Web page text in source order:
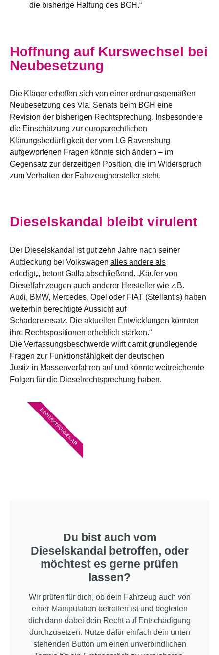
die bisherige Haltung des BGH.“
Hoffnung auf Kurswechsel bei
Neubesetzung
Die Kläger erhoffen sich von einer ordnungsgemäßen
Neubesetzung des VIa. Senats beim BGH eine
Revision der bisherigen Rechtsprechung. Insbesondere
die Einschätzung zur europarechtlichen
Klärungsbedürftigkeit der vom LG Ravensburg
aufgeworfenen Fragen könnte sich ändern – im
Gegensatz zur derzeitigen Position, die im Widerspruch
zum Verhalten der Fahrzeughersteller steht.
Dieselskandal bleibt virulent
Der Dieselskandal ist gut zehn Jahre nach seiner
Aufdeckung bei Volkswagen alles andere als
erledigt„, betont Galla abschließend. „Käufer von
Dieselfahrzeugen auch anderer Hersteller wie z.B.
Audi, BMW, Mercedes, Opel oder FIAT (Stellantis) haben
weiterhin berechtigte Aussicht auf
Schadensersatz. Die aktuellen Entwicklungen könnten
ihre Rechtspositionen erheblich stärken.“
Die Verfassungsbeschwerde wirft damit grundlegende
Fragen zur Funktionsfähigkeit der deutschen
Justiz in Massenverfahren auf und könnte weitreichende
Folgen für die Dieselrechtsprechung haben.
Du bist auch vom
Dieselskandal betroffen, oder
möchtest es gerne prüfen
lassen?
Wir prüfen für dich, ob dein Fahrzeug auch von
einer Manipulation betroffen ist und begleiten
dich dann dabei dein Recht auf Entschädigung
durchzusetzen. Nutze dafür einfach dein unten
stehenden Button um einen unverbindlichen
KONTAKTFORMULAR